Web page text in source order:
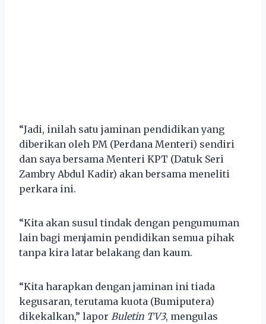
“Jadi, inilah satu jaminan pendidikan yang
diberikan oleh PM (Perdana Menteri) sendiri
dan saya bersama Menteri KPT (Datuk Seri
Zambry Abdul Kadir) akan bersama meneliti
perkara ini.
“Kita akan susul tindak dengan pengumuman
lain bagi menjamin pendidikan semua pihak
tanpa kira latar belakang dan kaum.
“Kita harapkan dengan jaminan ini tiada
kegusaran, terutama kuota (Bumiputera)
dikekalkan,” lapor Buletin TV3, mengulas